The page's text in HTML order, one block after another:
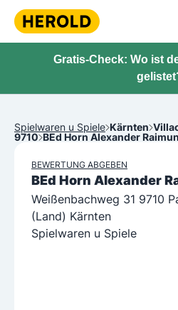
Gratis-Check: Wo ist
Spielwaren u Spiele Kärnten
9710 BEd Horn Alexander
BEWERTUNG ABGEBEN
BEd Horn Alexander
Weißenbachweg 31 9710
(Land) Kärnten
Spielwaren u Spiele